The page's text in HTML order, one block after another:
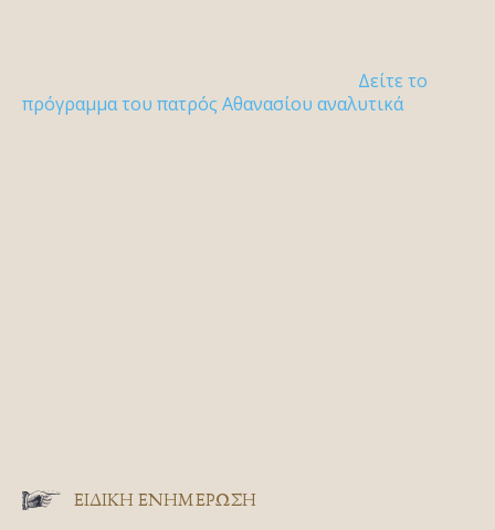
Δείτε το
πρόγραμμα του πατρός Αθανασίου αναλυτικά
ΕΙΔΙΚΉ ΕΝΗΜΈΡΩΣΗ